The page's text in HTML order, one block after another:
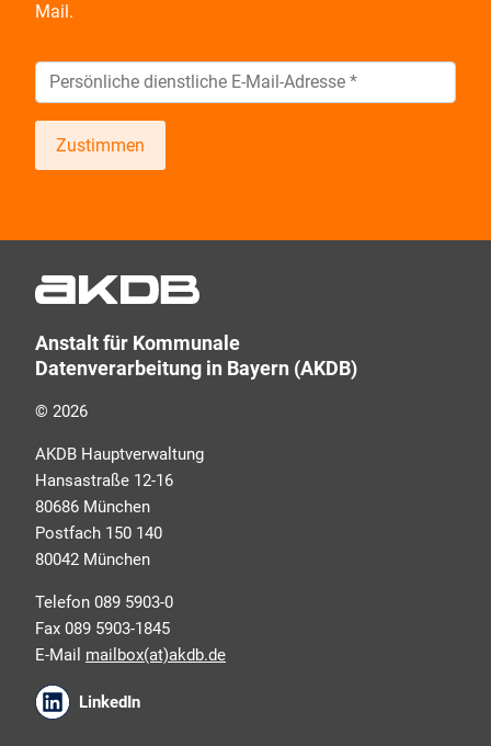
Mail.
Zustimmen
Umfragen in allen Produktbereichen des AKDB
selbstverständlich kostenlos. Aber auch schnell und
ressourcenschonend, eben ganz zeitgemäß digital.
Dafür benötigen wir Ihre Einwilligung, die Sie jederzeit
Ich erkläre mich mit den AKDB-
Datenschutzbedingungen einverstanden. Detaillierte
Anstalt für Kommunale
Datenverarbeitung in Bayern (AKDB)
© 2026
AKDB Hauptverwaltung
Hansastraße 12-16
80686 München
Postfach 150 140
80042 München
Telefon 089 5903-0
Fax 089 5903-1845
E-Mail mailbox(at)akdb.de
LinkedIn